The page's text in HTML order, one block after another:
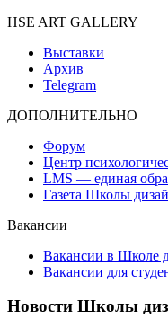
HSE ART GALLERY
Выставки
Архив
Telegram
ДОПОЛНИТЕЛЬНО
Форум
Центр
LMS — единая
Газета Школы
Вакансии
Вакансии в Школе
Вакансии для
Новости Школы